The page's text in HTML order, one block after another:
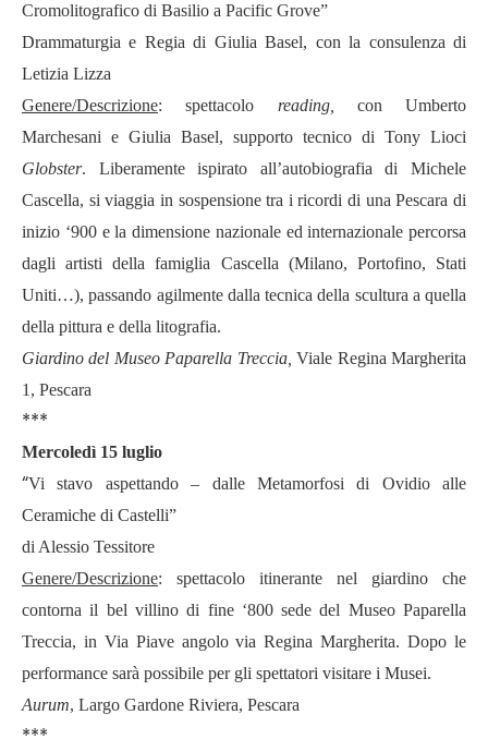
Cromolitografico di Basilio a Pacific Grove”
Drammaturgia e Regia di Giulia Basel, con la consulenza di
Letizia Lizza
Genere/Descrizione: spettacolo reading, con Umberto
Marchesani e Giulia Basel, supporto tecnico di Tony Lioci
Globster. Liberamente ispirato all’autobiografia di Michele
Cascella, si viaggia in sospensione tra i ricordi di una Pescara di
inizio ‘900 e la dimensione nazionale ed internazionale percorsa
dagli artisti della famiglia Cascella (Milano, Portofino, Stati
Uniti…), passando agilmente dalla tecnica della scultura a quella
della pittura e della litografia.
Giardino del Museo Paparella Treccia, Viale Regina Margherita
1, Pescara
***
Mercoledì 15 luglio
“Vi stavo aspettando – dalle Metamorfosi di Ovidio alle
Ceramiche di Castelli”
di Alessio Tessitore
Genere/Descrizione: spettacolo itinerante nel giardino che
contorna il bel villino di fine ‘800 sede del Museo Paparella
Treccia, in Via Piave angolo via Regina Margherita. Dopo le
performance sarà possibile per gli spettatori visitare i Musei.
Aurum, Largo Gardone Riviera, Pescara